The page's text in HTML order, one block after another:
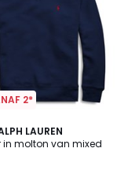
2*
LAUREN
in molton van mixed